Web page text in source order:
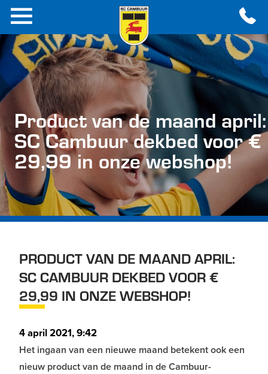
Product van de maand april:
SC Cambuur dekbed voor €
29,99 in onze webshop!
PRODUCT VAN DE MAAND APRIL:
SC CAMBUUR DEKBED VOOR €
29,99 IN ONZE WEBSHOP!
4 april 2021, 9:42
Het ingaan van een nieuwe maand betekent ook een
nieuw product van de maand in de Cambuur-